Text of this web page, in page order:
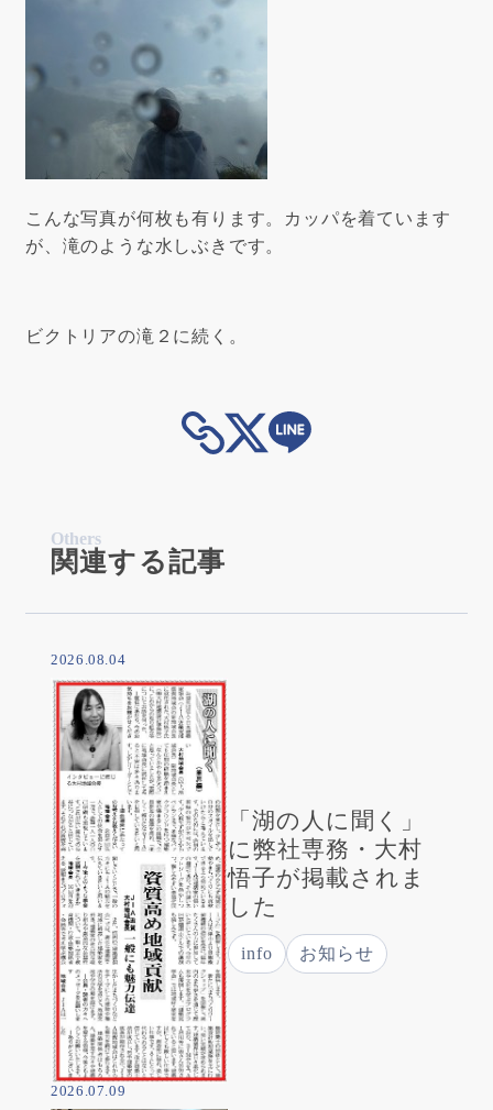
こんな写真が何枚も有ります。カッパを着ています
が、滝のような水しぶきです。
ビクトリアの滝２に続く。
Others
関連する記事
2026.08.04
「湖の人に聞く」
に弊社専務・大村
悟子が掲載されま
した
info お知らせ
2026.07.09